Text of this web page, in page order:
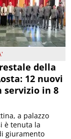
della
12 nuovi
servizio in 8
a palazzo
è tenuta la
giuramento